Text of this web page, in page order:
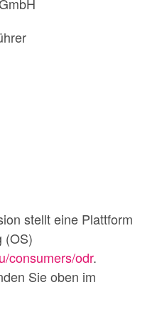
stellt eine Plattform
(OS)
consumers/odr.
Sie oben im